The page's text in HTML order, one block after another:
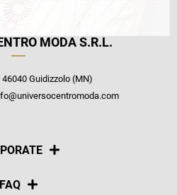
MODA S.R.L.
46040 Guidizzolo (MN)
Chi siamo
FAQ